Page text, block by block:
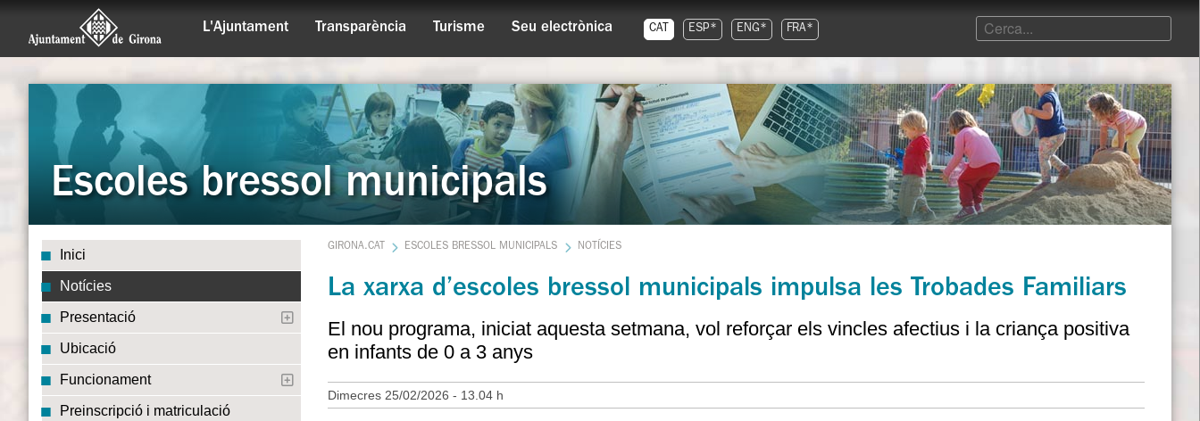
L'Ajuntament Transparència Turisme Seu electrònica CAT ESP* ENG* FRA*
Escoles bressol municipals
Inici
Notícies
Presentació
Ubicació
Funcionament
Preinscripció i matriculació
GIRONA.CAT ESCOLES BRESSOL MUNICIPALS NOTÍCIES
La xarxa d’escoles bressol municipals impulsa les Trobades Familiars
El nou programa, iniciat aquesta setmana, vol reforçar els vincles afectius i la criança positiva
en infants de 0 a 3 anys
Dimecres 25/02/2026 - 13.04 h